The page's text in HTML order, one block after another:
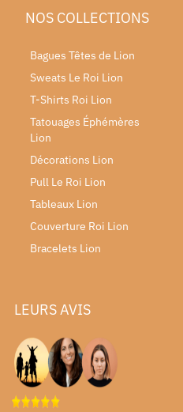
NOS COLLECTIONS
Bagues Têtes de Lion
Sweats Le Roi Lion
T-Shirts Roi Lion
Tatouages Éphémères
Lion
Décorations Lion
Pull Le Roi Lion
Tableaux Lion
Couverture Roi Lion
Bracelets Lion
LEURS AVIS